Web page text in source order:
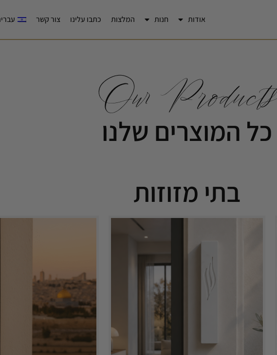
אודות חנות המלצות כתבו עלינו צור קשר
Our Products
כל המוצרים שלנו
בתי מזוזות